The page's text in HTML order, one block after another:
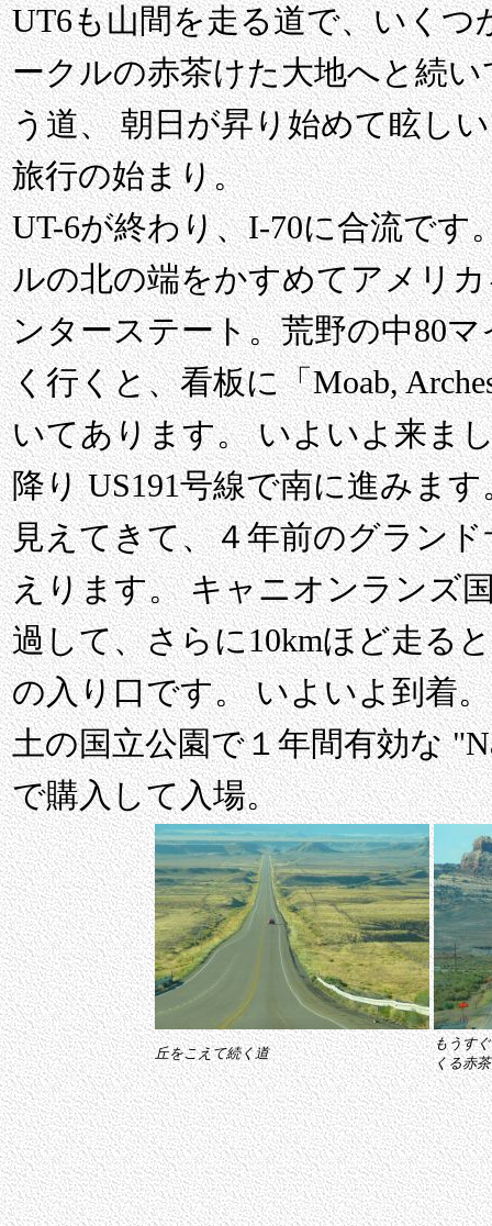
UT6も山間を走る道で、いく
ークルの赤茶けた大地へと続
う道、 朝日が昇り始めて眩し
旅行の始まり。
UT-6が終わり、I-70に合流です
ルの北の端をかすめてアメリ
ンターステート。荒野の中80
く行くと、看板に「Moab,
いてあります。 いよいよ来ま
降り US191号線で南に進みま
見えてきて、４年前のグラン
えります。 キャニオンランズ
過して、さらに10kmほど走る
の入り口です。 いよいよ到着
土の国立公園で１年間有効な
で購入して入場。
丘をこえて続く道
もうす
くる赤